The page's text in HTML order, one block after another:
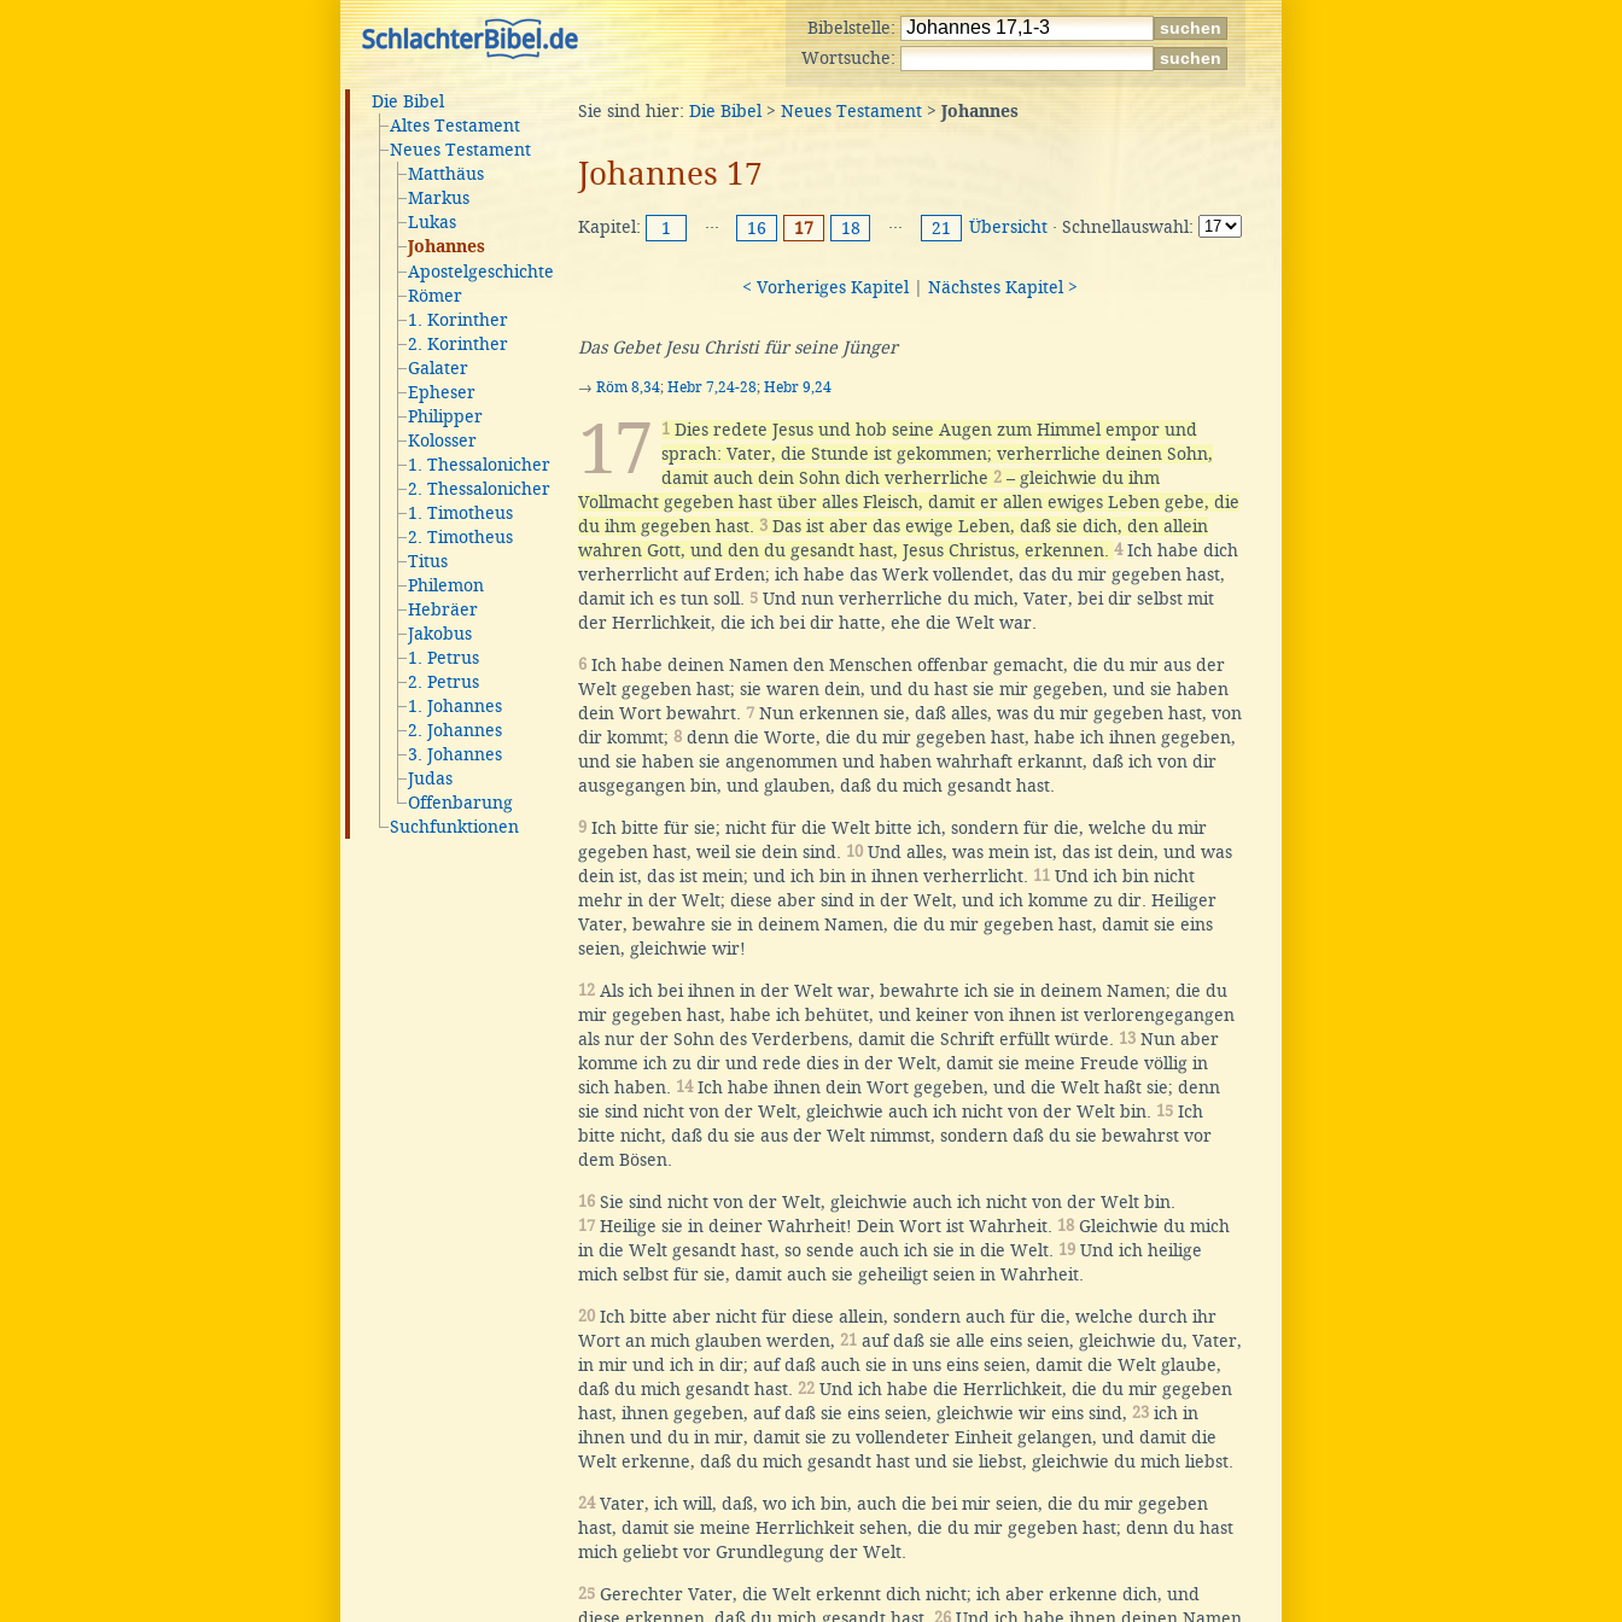
Bibelstelle:
Wortsuche:
Die Bibel
Altes Testament
Neues Testament
Matthäus
Markus
Lukas
Johannes
Apostelgeschichte
Römer
1. Korinther
2. Korinther
Galater
Epheser
Philipper
Kolosser
1. Thessalonicher
2. Thessalonicher
1. Timotheus
2. Timotheus
Titus
Philemon
Hebräer
Jakobus
1. Petrus
2. Petrus
1. Johannes
2. Johannes
3. Johannes
Judas
Offenbarung
Suchfunktionen
Sie sind hier: Die Bibel> Neues Testament>Johannes
Johannes 17
Kapitel: 1 ··· 16 17 18 ··· 21 Übersicht · Schnellauswahl:
< Vorheriges Kapitel Nächstes Kapitel >
Das Gebet Jesu Christi für seine Jünger
→ Röm 8,34; Hebr 7,24-28; Hebr 9,24
17 1 Dies redete Jesus und hob seine Augen zum Himmel empor und
sprach: Vater, die Stunde ist gekommen; verherrliche deinen Sohn,
damit auch dein Sohn dich verherrliche 2 – gleichwie du ihm
Vollmacht gegeben hast über alles Fleisch, damit er allen ewiges Leben gebe, die
du ihm gegeben hast. 3 Das ist aber das ewige Leben, daß sie dich, den allein
wahren Gott, und den du gesandt hast, Jesus Christus, erkennen. 4Ich habe dich
verherrlicht auf Erden; ich habe das Werk vollendet, das du mir gegeben hast,
damit ich es tun soll. 5 Und nun verherrliche du mich, Vater, bei dir selbst mit
der Herrlichkeit, die ich bei dir hatte, ehe die Welt war.
6 Ich habe deinen Namen den Menschen offenbar gemacht, die du mir aus der
Welt gegeben hast; sie waren dein, und du hast sie mir gegeben, und sie haben
dein Wort bewahrt. 7 Nun erkennen sie, daß alles, was du mir gegeben hast, von
dir kommt; 8 denn die Worte, die du mir gegeben hast, habe ich ihnen gegeben,
und sie haben sie angenommen und haben wahrhaft erkannt, daß ich von dir
ausgegangen bin, und glauben, daß du mich gesandt hast.
9 Ich bitte für sie; nicht für die Welt bitte ich, sondern für die, welche du mir
gegeben hast, weil sie dein sind. 10 Und alles, was mein ist, das ist dein, und was
dein ist, das ist mein; und ich bin in ihnen verherrlicht. 11 Und ich bin nicht
mehr in der Welt; diese aber sind in der Welt, und ich komme zu dir. Heiliger
Vater, bewahre sie in deinem Namen, die du mir gegeben hast, damit sie eins
seien, gleichwie wir!
12 Als ich bei ihnen in der Welt war, bewahrte ich sie in deinem Namen; die du
mir gegeben hast, habe ich behütet, und keiner von ihnen ist verlorengegangen
als nur der Sohn des Verderbens, damit die Schrift erfüllt würde. 13 Nun aber
komme ich zu dir und rede dies in der Welt, damit sie meine Freude völlig in
sich haben. 14Ich habe ihnen dein Wort gegeben, und die Welt haßt sie; denn
sie sind nicht von der Welt, gleichwie auch ich nicht von der Welt bin. 15 Ich
bitte nicht, daß du sie aus der Welt nimmst, sondern daß du sie bewahrst vor
dem Bösen.
16 Sie sind nicht von der Welt, gleichwie auch ich nicht von der Welt bin.
17 Heilige sie in deiner Wahrheit! Dein Wort ist Wahrheit. 18 Gleichwie du mich
in die Welt gesandt hast, so sende auch ich sie in die Welt. 19 Und ich heilige
mich selbst für sie, damit auch sie geheiligt seien in Wahrheit.
20 Ich bitte aber nicht für diese allein, sondern auch für die, welche durch ihr
Wort an mich glauben werden, 21 auf daß sie alle eins seien, gleichwie du, Vater,
in mir und ich in dir; auf daß auch sie in uns eins seien, damit die Welt glaube,
daß du mich gesandt hast. 22 Und ich habe die Herrlichkeit, die du mir gegeben
hast, ihnen gegeben, auf daß sie eins seien, gleichwie wir eins sind, 23 ich in
ihnen und du in mir, damit sie zu vollendeter Einheit gelangen, und damit die
Welt erkenne, daß du mich gesandt hast und sie liebst, gleichwie du mich liebst.
24Vater, ich will, daß, wo ich bin, auch die bei mir seien, die du mir gegeben
hast, damit sie meine Herrlichkeit sehen, die du mir gegeben hast; denn du hast
mich geliebt vor Grundlegung der Welt.
25 Gerechter Vater, die Welt erkennt dich nicht; ich aber erkenne dich, und
26